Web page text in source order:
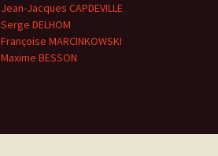
Jean-Jacques CAPDEVILLE
Serge DELHOM
Françoise MARCINKOWSKI
Maxime BESSON